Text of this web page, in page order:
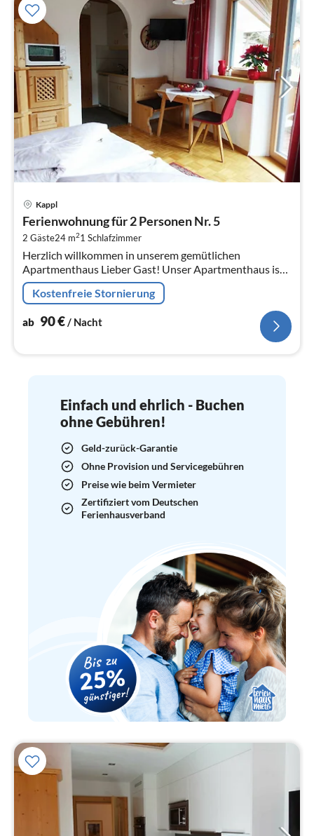
Kappl
Ferienwohnung für 2 Personen Nr. 5
2 Gäste24 m21 Schlafzimmer
Herzlich willkommen in unserem gemütlichen
Apartmenthaus Lieber Gast! Unser Apartmenthaus ist
nach ökologischen Gesichtspunkten gebaut (mit dem
Umweltsiegel Tirol ausg...
Kostenfreie Stornierung
ab 90€/ Nacht
Einfach und ehrlich - Buchen
ohne Gebühren!
Geld-zurück-Garantie
Ohne Provision und Servicegebühren
Preise wie beim Vermieter
Zertifiziert vom Deutschen
Ferienhausverband